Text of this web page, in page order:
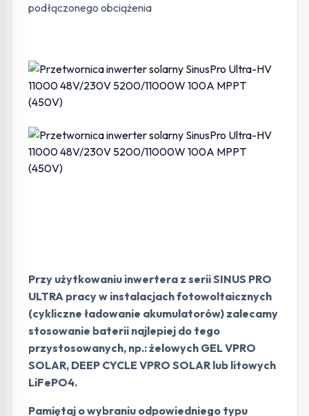
podłączonego obciążenia
Przy użytkowaniu inwertera z serii SINUS PRO
ULTRA pracy w instalacjach fotowoltaicznych
(cykliczne ładowanie akumulatorów) zalecamy
stosowanie baterii najlepiej do tego
przystosowanych, np.: żelowych GEL VPRO
SOLAR, DEEP CYCLE VPRO SOLAR lub litowych
LiFePO4.
Pamiętaj o wybraniu odpowiedniego typu